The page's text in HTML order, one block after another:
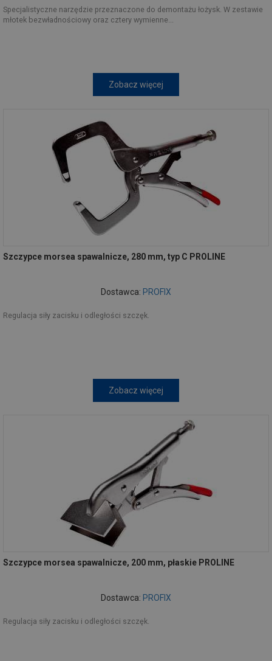
Specjalistyczne narzędzie przeznaczone do demontażu łożysk. W zestawie
młotek bezwładnościowy oraz cztery wymienne...
Zobacz więcej
Szczypce morsea spawalnicze, 280 mm, typ C PROLINE
Dostawca: PROFIX
Regulacja siły zacisku i odległości szczęk.
Zobacz więcej
Szczypce morsea spawalnicze, 200 mm, płaskie PROLINE
Dostawca: PROFIX
Regulacja siły zacisku i odległości szczęk.